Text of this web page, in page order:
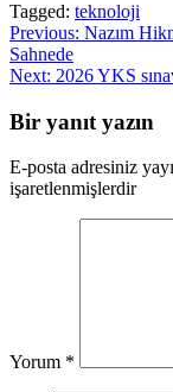
Tagged: teknoloji
Yazı
gezinmesi
Previous: Nazım
Sahnede
Next: 2026 YKS
Bir yanıt yazın
E-posta adresiniz
işaretlenmişlerdir
Yorum *